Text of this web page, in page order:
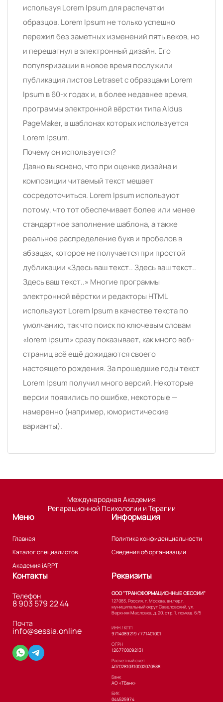
используя Lorem Ipsum для распечатки
образцов. Lorem Ipsum не только успешно
пережил без заметных изменений пять веков, но
и перешагнул в электронный дизайн. Его
популяризации в новое время послужили
публикация листов Letraset с образцами Lorem
Ipsum в 60-х годах и, в более недавнее время,
программы электронной вёрстки типа Aldus
PageMaker, в шаблонах которых используется
Lorem Ipsum.
Почему он используется?
Давно выяснено, что при оценке дизайна и
композиции читаемый текст мешает
сосредоточиться. Lorem Ipsum используют
потому, что тот обеспечивает более или менее
стандартное заполнение шаблона, а также
реальное распределение букв и пробелов в
абзацах, которое не получается при простой
дубликации «Здесь ваш текст.. Здесь ваш текст..
Здесь ваш текст..» Многие программы
электронной вёрстки и редакторы HTML
используют Lorem Ipsum в качестве текста по
умолчанию, так что поиск по ключевым словам
«lorem ipsum» сразу показывает, как много веб-
страниц всё ещё дожидаются своего
настоящего рождения. За прошедшие годы текст
Lorem Ipsum получил много версий. Некоторые
версии появились по ошибке, некоторые —
намеренно (например, юмористические
варианты).
Международная Академия
Репарационной Психологии и Терапии
Меню
Главная
Каталог специалистов
Академия iARPT
Информация
Политика конфиденциальности
Сведения об организации
Контакты
Телефон
8 903 579 22 44
Почта
info@sessia.online
Реквизиты
ООО "ТРАНСФОРМАЦИОННЫЕ СЕССИИ"
127083, Россия, г. Москва, вн.тер.г.
муниципальный округ Савеловский, ул.
Верхняя Масловка, д. 20, стр. 1, помещ. 6/5
ИНН / КПП
9714089219 / 771401001
ОГРН
1267700092131
Расчетный счет
40702810310002070588
Банк
АО «ТБанк»
БИК
044525974